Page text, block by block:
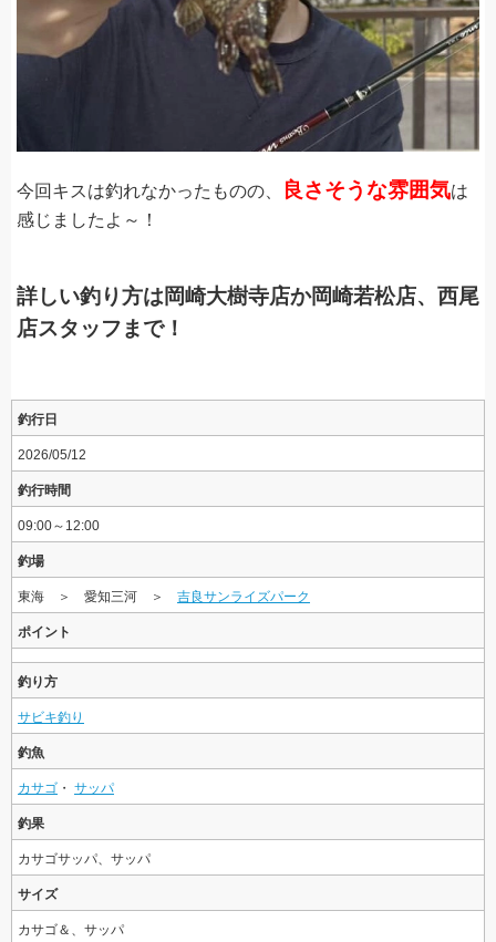
今回キスは釣れなかったものの、 良さそうな雰囲気は
感じましたよ～！
詳しい釣り方は岡崎大樹寺店か岡崎若松店、西尾
店スタッフまで！
釣行日
2026/05/12
釣行時間
09:00～12:00
釣場
東海 ＞ 愛知三河 ＞ 吉良サンライズパーク
ポイント
釣り方
サビキ釣り
釣魚
カサゴ ・ サッパ
釣果
カサゴサッパ、サッパ
サイズ
カサゴ＆、サッパ